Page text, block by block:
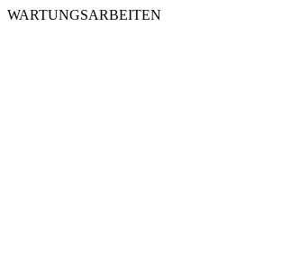
WARTUNGSARBEITEN